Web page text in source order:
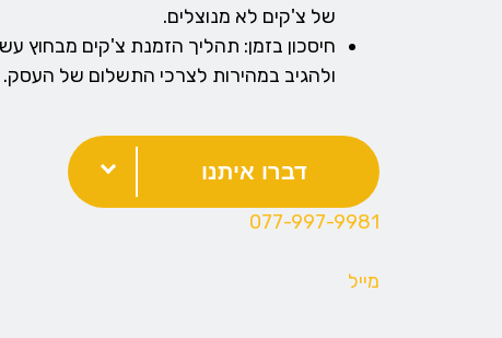
של צ'קים לא מנוצלים.
חיסכון בזמן: תהליך הזמנת צ'קים מבחוץ
ולהגיב במהירות לצרכי התשלום של העסק.
דברו איתנו
077-997-9981
מייל